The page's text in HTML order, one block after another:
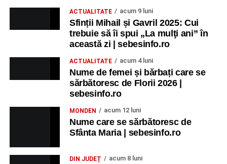
Alexandra Pamfilie și Școala de muzică„DoReMi”
Ancuța Stănuș și grupul de folclor;
Trupa de Dansuri Săsești.
Ora 20.30– Parcul Tineretului: proiecția filmului pentru
„Străjerii Deltei”(România, 2021), film de familie și
JOI, 27 AUGUST 2026
Grădina Muzeului Municipal „Ioan
ACTUALITATE acum 9 luni
Sfinții Mihail și Gavril 2025: Cui
trebuie să îi spui „La mulţi ani” în
această zi | sebesinfo.ro
ACTUALITATE acum 4 luni
Nume de femei și bărbați care se
sărbătoresc de Florii 2026 |
sebesinfo.ro
MONDEN acum 12 luni
Nume care se sărbătoresc de
Sfânta Maria | sebesinfo.ro
DIN JUDEȚ acum 8 luni